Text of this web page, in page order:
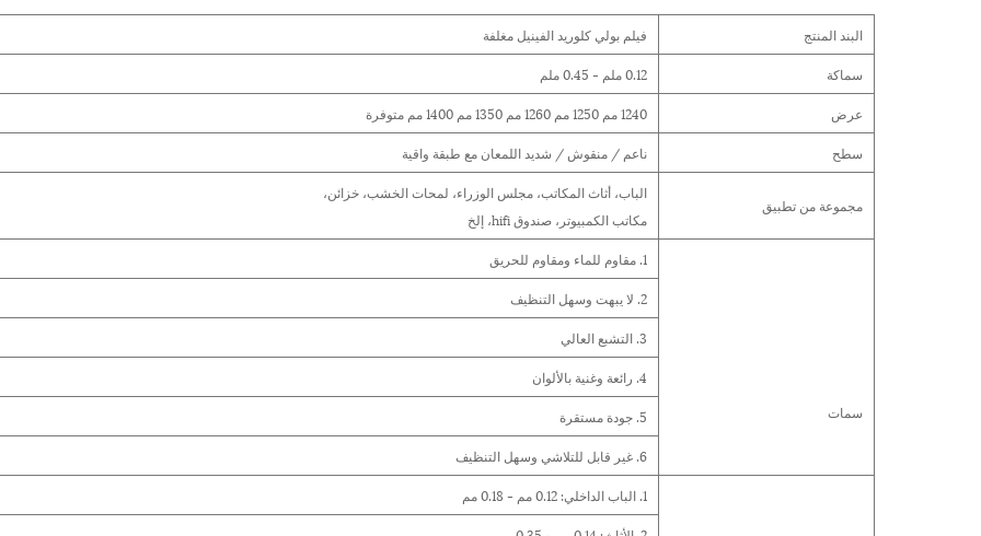
البند المنتج
فيلم بولي كلوريد الفينيل مغلفة
سماكة
0.12 ملم - 0.45 ملم
عرض
1240 مم 1250 مم 1260 مم 1350 مم 1400 مم متوفرة
سطح
ناعم / منقوش / شديد اللمعان مع طبقة واقية
مجموعة من تطبيق
الباب، أثاث المكاتب، مجلس الوزراء، لمحات الخشب، خزائن،
مكاتب الكمبيوتر، صندوق hifi، إلخ
سمات
1. مقاوم للماء ومقاوم للحريق
2. لا يبهت وسهل التنظيف
3. التشبع العالي
4. رائعة وغنية بالألوان
5. جودة مستقرة
6. غير قابل للتلاشي وسهل التنظيف
1. الباب الداخلي: 0.12 مم - 0.18 مم